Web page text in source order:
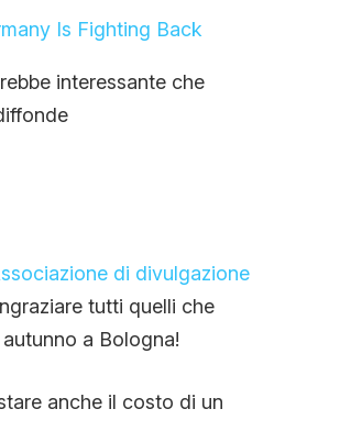
Is Fighting Back
interessante che
di divulgazione
tutti quelli che
a Bologna!
anche il costo di un